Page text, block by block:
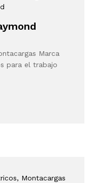
Marca
para el trabajo
, Montacargas